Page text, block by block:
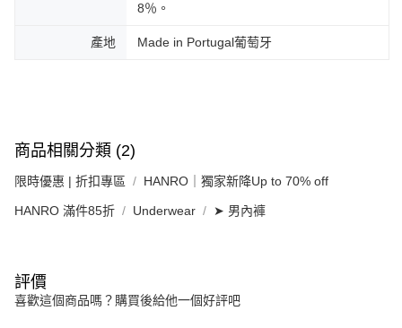
8％。
產地 Made in Portugal葡萄牙
商品相關分類 (2)
限時優惠 | 折扣專區 HANRO｜獨家新降Up to 70% off
HANRO 滿件85折 Underwear ➤ 男內褲
評價
喜歡這個商品嗎？購買後給他一個好評吧